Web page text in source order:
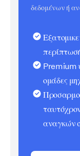
δεδομένων ή
Premium
ομάδες
αναγκών